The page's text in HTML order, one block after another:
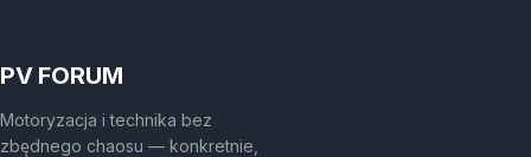
PV FORUM
Motoryzacja i technika bez
zbędnego chaosu — konkretnie,